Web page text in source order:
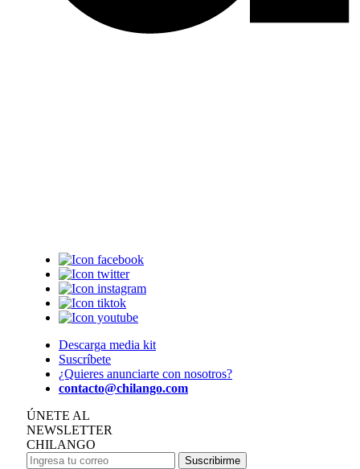
Descarga media kit
Suscríbete
¿Quieres anunciarte con nosotros?
contacto@chilango.com
ÚNETE AL
NEWSLETTER
CHILANGO
Suscribirme